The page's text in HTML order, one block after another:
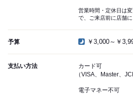
営業時間・定休日は
で、ご来店前に店舗に
予算 ￥3,000～￥
支払い方法
カード可
（VISA、Master、
電子マネー不可